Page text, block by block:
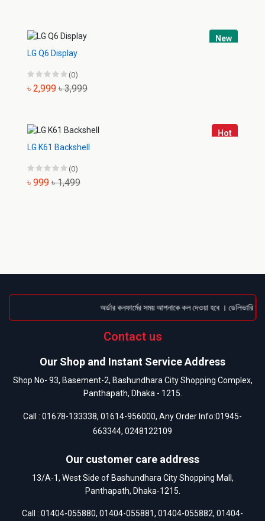
New
LG Q6 Display
(0)
৳ 2,999 ৳ 3,999
Hot
LG K61 Backshell
(0)
৳ 999 ৳ 1,499
অর্ডার কনফার্মের সময় আপনাকে কল দেওয়া হবে । ডেলিভারি
Contact us
Our Shop and Instant Service Address
Shop No- 93, Basement-2, Bashundhara City Shopping Complex,
Panthapath, Dhaka - 1215.
Call : 01678-133338, 01614-956000, Any Order Info:01945-
663344, 0248122109
Our customer care address
13/A-1, West Side of Bashundhara City Shopping Mall,
Panthapath, Dhaka-1215.
Call : 01404-055880, 01404-055881, 01404-055882, 01404-